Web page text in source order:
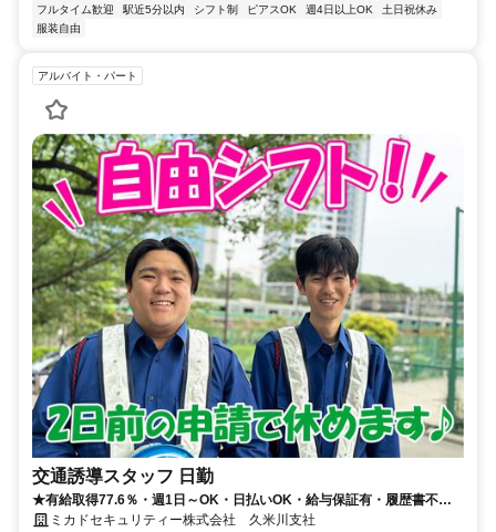
フルタイム歓迎
駅近5分以内 シフト制 ピアスOK 週4日以上OK
土日祝休み
服装自由
アルバイト・パート
交通誘導スタッフ 日勤
★有給取得77.6％・週1日～OK・日払いOK・給与保証有・履歴書不要
★ ミカドセキュリティー株式会社 久米川支社